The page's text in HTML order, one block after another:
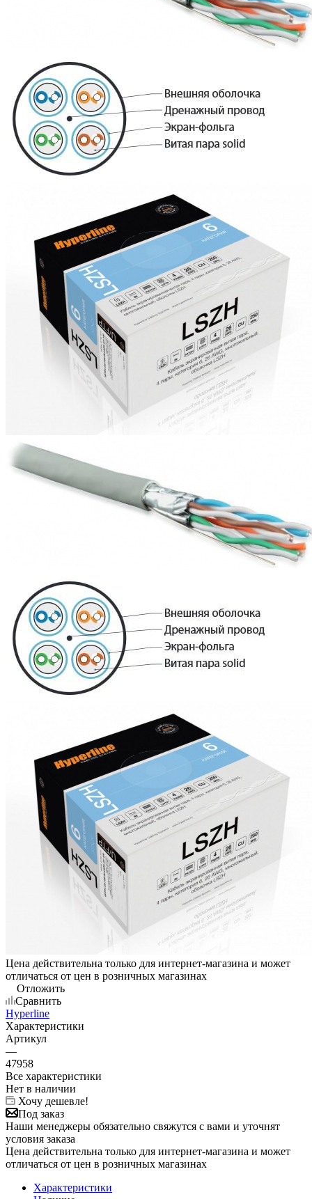
Цена действительна только для интернет-магазина и может
отличаться от цен в розничных магазинах
Отложить
Сравнить
Hyperline
Характеристики
Артикул
—
47958
Все характеристики
Нет в наличии
Хочу дешевле!
Под заказ
Наши менеджеры обязательно свяжутся с вами и уточнят
условия заказа
Цена действительна только для интернет-магазина и может
отличаться от цен в розничных магазинах
Характеристики